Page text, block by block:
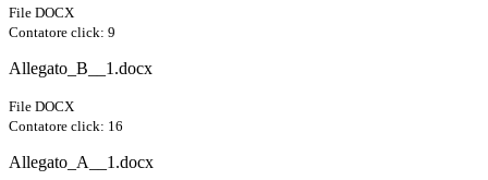
File DOCX
Contatore click: 9
Allegato_B__1.docx
File DOCX
Contatore click: 16
Allegato_A__1.docx